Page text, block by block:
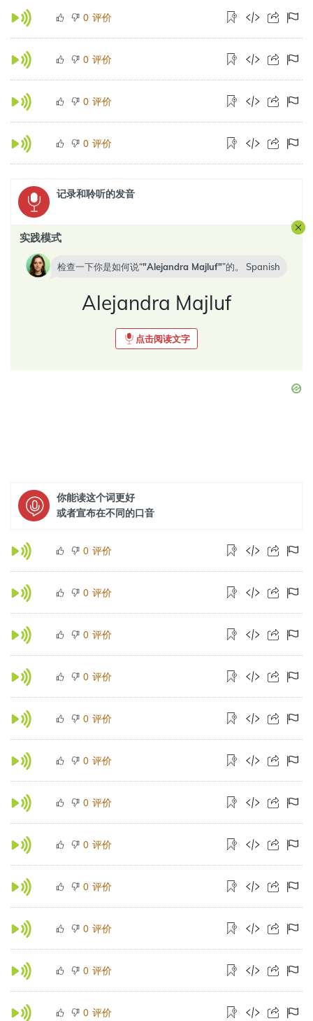
0 评价
0 评价
0 评价
0 评价
记录和聆听的发音
实践模式
检查一下你是如何说“ Alejandra Majluf ”的。 Spanish
Alejandra Majluf
点击阅读文字
你能读这个词更好
或者宣布在不同的口音
0 评价
0 评价
0 评价
0 评价
0 评价
0 评价
0 评价
0 评价
0 评价
0 评价
0 评价
0 评价